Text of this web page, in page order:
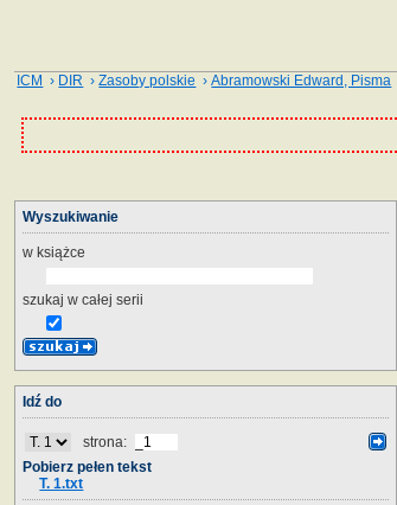
ICM › DIR ›Zasoby polskie ›Abramowski Edward, Pisma
Wyszukiwanie
w książce
szukaj w całej serii
Idź do
strona:
Pobierz pełen tekst
T. 1.txt